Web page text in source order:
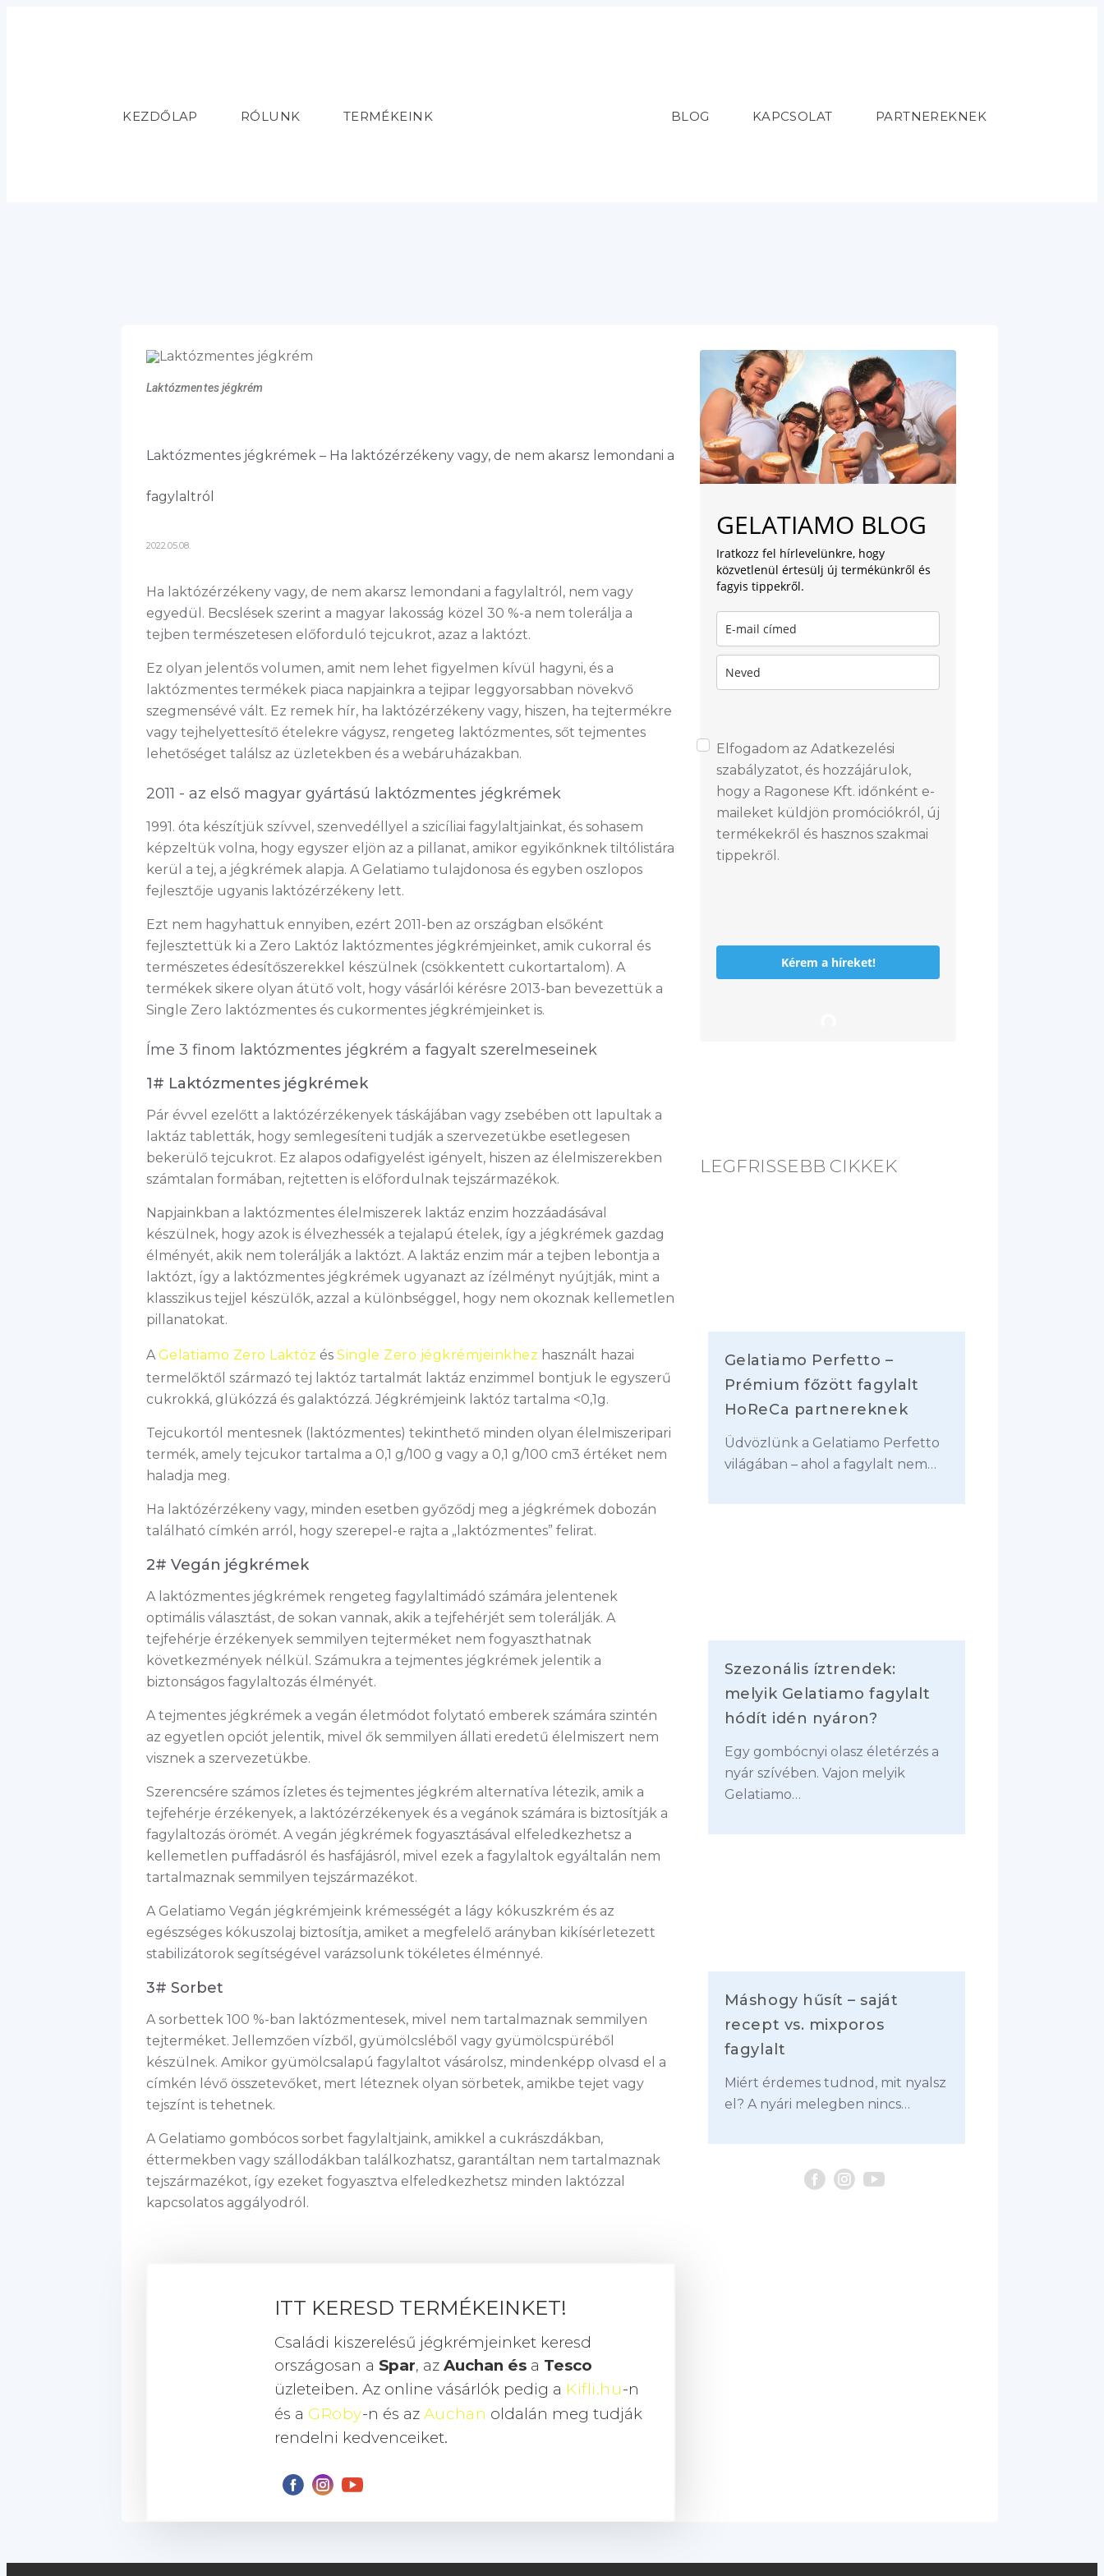
KEZDŐLAP RÓLUNK TERMÉKEINK BLOG KAPCSOLAT PARTNEREKNEK
Laktózmentes jégkrém
Laktózmentes jégkrémek – Ha laktózérzékeny vagy, de nem akarsz lemondani a
fagylaltról
2022.05.08.
Ha laktózérzékeny vagy, de nem akarsz lemondani a fagylaltról, nem vagy
egyedül. Becslések szerint a magyar lakosság közel 30 %-a nem tolerálja a
tejben természetesen előforduló tejcukrot, azaz a laktózt.
Ez olyan jelentős volumen, amit nem lehet figyelmen kívül hagyni, és a
laktózmentes termékek piaca napjainkra a tejipar leggyorsabban növekvő
szegmensévé vált. Ez remek hír, ha laktózérzékeny vagy, hiszen, ha tejtermékre
vagy tejhelyettesítő ételekre vágysz, rengeteg laktózmentes, sőt tejmentes
lehetőséget találsz az üzletekben és a webáruházakban.
2011 - az első magyar gyártású laktózmentes jégkrémek
1991. óta készítjük szívvel, szenvedéllyel a szicíliai fagylaltjainkat, és sohasem
képzeltük volna, hogy egyszer eljön az a pillanat, amikor egyikőnknek tiltólistára
kerül a tej, a jégkrémek alapja. A Gelatiamo tulajdonosa és egyben oszlopos
fejlesztője ugyanis laktózérzékeny lett.
Ezt nem hagyhattuk ennyiben, ezért 2011-ben az országban elsőként
fejlesztettük ki a Zero Laktóz laktózmentes jégkrémjeinket, amik cukorral és
természetes édesítőszerekkel készülnek (csökkentett cukortartalom). A
termékek sikere olyan átütő volt, hogy vásárlói kérésre 2013-ban bevezettük a
Single Zero laktózmentes és cukormentes jégkrémjeinket is.
Íme 3 finom laktózmentes jégkrém a fagyalt szerelmeseinek
1# Laktózmentes jégkrémek
Pár évvel ezelőtt a laktózérzékenyek táskájában vagy zsebében ott lapultak a
laktáz tabletták, hogy semlegesíteni tudják a szervezetükbe esetlegesen
bekerülő tejcukrot. Ez alapos odafigyelést igényelt, hiszen az élelmiszerekben
számtalan formában, rejtetten is előfordulnak tejszármazékok.
Napjainkban a laktózmentes élelmiszerek laktáz enzim hozzáadásával
készülnek, hogy azok is élvezhessék a tejalapú ételek, így a jégkrémek gazdag
élményét, akik nem tolerálják a laktózt. A laktáz enzim már a tejben lebontja a
laktózt, így a laktózmentes jégkrémek ugyanazt az ízélményt nyújtják, mint a
klasszikus tejjel készülők, azzal a különbséggel, hogy nem okoznak kellemetlen
pillanatokat.
A Gelatiamo Zero Laktóz ésSingle Zero jégkrémjeinkhez használt hazai
termelőktől származó tej laktóz tartalmát laktáz enzimmel bontjuk le egyszerű
cukrokká, glükózzá és galaktózzá. Jégkrémjeink laktóz tartalma <0,1g.
Tejcukortól mentesnek (laktózmentes) tekinthető minden olyan élelmiszeripari
termék, amely tejcukor tartalma a 0,1 g/100 g vagy a 0,1 g/100 cm3 értéket nem
haladja meg.
Ha laktózérzékeny vagy, minden esetben győződj meg a jégkrémek dobozán
található címkén arról, hogy szerepel-e rajta a „laktózmentes” felirat.
2# Vegán jégkrémek
A laktózmentes jégkrémek rengeteg fagylaltimádó számára jelentenek
optimális választást, de sokan vannak, akik a tejfehérjét sem tolerálják. A
tejfehérje érzékenyek semmilyen tejterméket nem fogyaszthatnak
következmények nélkül. Számukra a tejmentes jégkrémek jelentik a
biztonságos fagylaltozás élményét.
A tejmentes jégkrémek a vegán életmódot folytató emberek számára szintén
az egyetlen opciót jelentik, mivel ők semmilyen állati eredetű élelmiszert nem
visznek a szervezetükbe.
Szerencsére számos ízletes és tejmentes jégkrém alternatíva létezik, amik a
tejfehérje érzékenyek, a laktózérzékenyek és a vegánok számára is biztosítják a
fagylaltozás örömét. A vegán jégkrémek fogyasztásával elfeledkezhetsz a
kellemetlen puffadásról és hasfájásról, mivel ezek a fagylaltok egyáltalán nem
tartalmaznak semmilyen tejszármazékot.
A Gelatiamo Vegán jégkrémjeink krémességét a lágy kókuszkrém és az
egészséges kókuszolaj biztosítja, amiket a megfelelő arányban kikísérletezett
stabilizátorok segítségével varázsolunk tökéletes élménnyé.
3# Sorbet
A sorbettek 100 %-ban laktózmentesek, mivel nem tartalmaznak semmilyen
tejterméket. Jellemzően vízből, gyümölcsléből vagy gyümölcspüréből
készülnek. Amikor gyümölcsalapú fagylaltot vásárolsz, mindenképp olvasd el a
címkén lévő összetevőket, mert léteznek olyan sörbetek, amikbe tejet vagy
tejszínt is tehetnek.
A Gelatiamo gombócos sorbet fagylaltjaink, amikkel a cukrászdákban,
éttermekben vagy szállodákban találkozhatsz, garantáltan nem tartalmaznak
tejszármazékot, így ezeket fogyasztva elfeledkezhetsz minden laktózzal
kapcsolatos aggályodról.
ITT KERESD TERMÉKEINKET!
Családi kiszerelésű jégkrémjeinket keresd
országosan a Spar, azAuchan és a Tesco
üzleteiben. Az online vásárlók pedig a Kifli.hu-n
és a GRoby-n és az Auchan oldalán meg tudják
rendelni kedvenceiket.
GELATIAMO BLOG
Iratkozz fel hírlevelünkre, hogy
közvetlenül értesülj új termékünkről és
fagyis tippekről.
Elfogadom az Adatkezelési
szabályzatot, és hozzájárulok,
hogy a Ragonese Kft. időnként e-
maileket küldjön promóciókról, új
termékekről és hasznos szakmai
tippekről.
Kérem a híreket!
LEGFRISSEBB CIKKEK
Gelatiamo Perfetto –
Prémium főzött fagylalt
HoReCa partnereknek
Üdvözlünk a Gelatiamo Perfetto
világában – ahol a fagylalt nem…
Szezonális íztrendek:
melyik Gelatiamo fagylalt
hódít idén nyáron?
Egy gombócnyi olasz életérzés a
nyár szívében. Vajon melyik
Gelatiamo…
Máshogy hűsít – saját
recept vs. mixporos
fagylalt
Miért érdemes tudnod, mit nyalsz
el? A nyári melegben nincs…